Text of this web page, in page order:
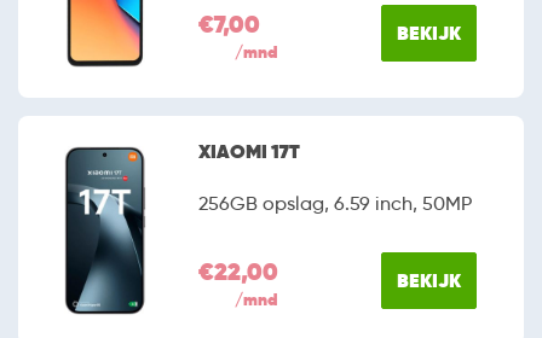
€7,00
/mnd
BEKIJK
XIAOMI 17T
256GB opslag, 6.59 inch, 50MP
€22,00
/mnd
BEKIJK